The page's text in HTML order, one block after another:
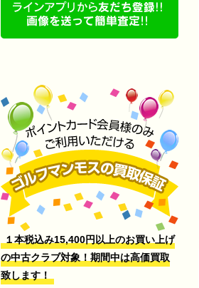
１本税込み15,400円以上のお買い上げ
の中古クラブ対象！期間中は高価買取
致します！